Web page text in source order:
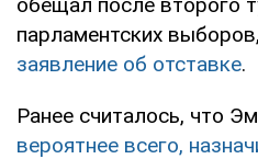
парламентских выборов,
заявление об отставке.
Ранее считалось, что
вероятнее всего,